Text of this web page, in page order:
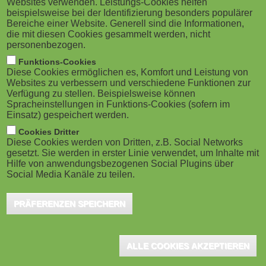
M
o
b
i
l
e
)
g
a
o
n
Auftakt-Konferenz für
Forschungskooperationen zwischen der Research
Studios Austria Forschungsgesellschaft und der
Universität Mozarteum Salzburg mit führenden
Forschungs-Labs und Universitäten in Europa. Die
Konferenz findet am Donnerstag, 23.01.2020 im
Hotel Billroth in St. Gilgen am Wolfgangsee statt.
Zu den Schwerpunkten der Konferenz gehören Data Science
und Information Retrieval in der Musikwissenschaft,
in der multimedialen Performance Art sowie die Konvergenz von
"Aware Systems" zur präzisen Erfassung und Analyse
Websites verwenden. Leistungs-Cookies helfen
beispielsweise bei der Identifizierung besonders populärer
Bereiche einer Website. Generell sind die Informationen,
die mit diesen Cookies gesammelt werden, nicht
personenbezogen.
Funktions-Cookies
Diese Cookies ermöglichen es, Komfort und Leistung von
Websites zu verbessern und verschiedene Funktionen zur
Verfügung zu stellen. Beispielsweise können
Spracheinstellungen in Funktions-Cookies (sofern im
Einsatz) gespeichert werden.
Cookies Dritter
Diese Cookies werden von Dritten, z.B. Social Networks
gesetzt. Sie werden in erster Linie verwendet, um Inhalte mit
Hilfe von anwendungsbezogenen Social Plugins über
Social Media Kanäle zu teilen.
PRÄFERENZEN SPEICHERN
ALLE COOKIES AKZEPTIEREN